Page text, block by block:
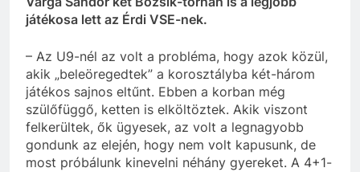
játékosa lett az Érdi VSE-nek.
– Az U9-nél az volt a probléma, hogy azok közül,
akik „beleöregedtek” a korosztályba két-három
játékos sajnos eltűnt. Ebben a korban még
szülőfüggő, ketten is elköltöztek. Akik viszont
felkerültek, ők ügyesek, az volt a legnagyobb
gondunk az elején, hogy nem volt kapusunk, de
most próbálunk kinevelni néhány gyereket. A 4+1-